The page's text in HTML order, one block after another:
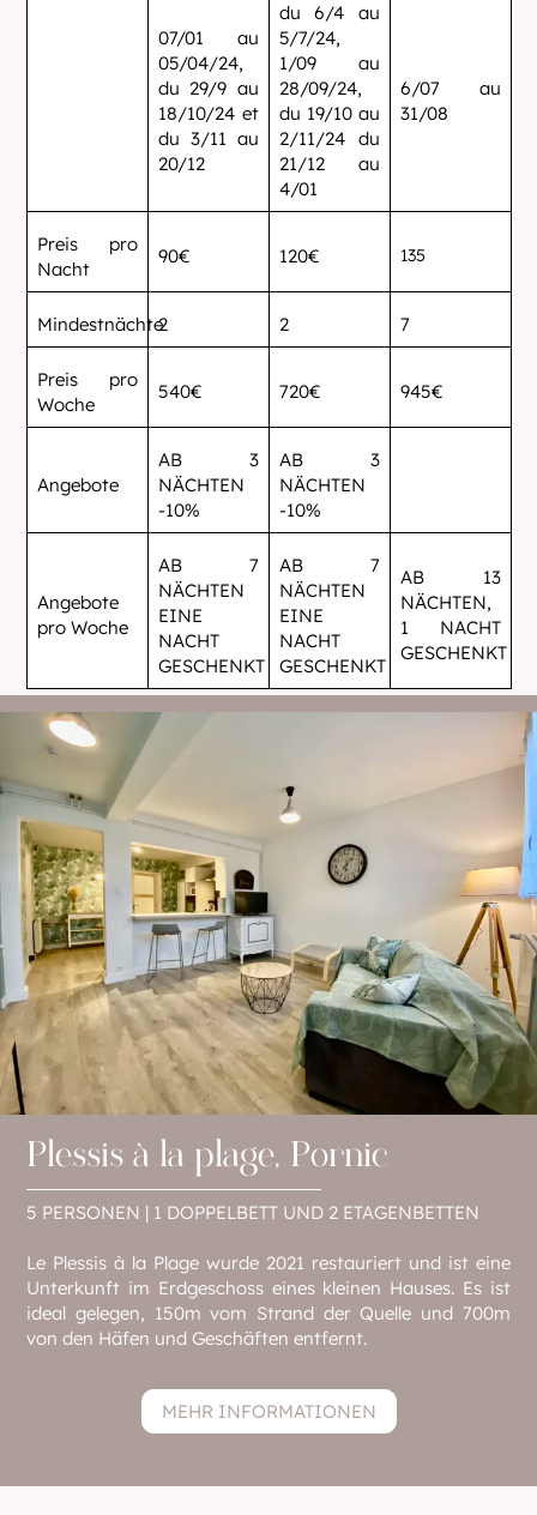
07/01 au
05/04/24,
du 29/9 au
18/10/24 et
du 3/11 au
20/12
du 6/4 au
5/7/24,
1/09 au
28/09/24,
du 19/10 au
2/11/24 du
21/12 au
4/01
6/07 au
31/08
Preis pro
Nacht
90€ 120€ 135
Mindestnächte2 2 7
Preis pro
Woche
540€ 720€ 945€
Angebote
AB 3
NÄCHTEN
-10%
AB 3
NÄCHTEN
-10%
Angebote
pro Woche
AB 7
NÄCHTEN
EINE
NACHT
GESCHENKT
AB 7
NÄCHTEN
EINE
NACHT
GESCHENKT
AB 13
NÄCHTEN,
1 NACHT
GESCHENKT
Plessis à la plage, Pornic
5 PERSONEN | 1 DOPPELBETT UND 2 ETAGENBETTEN
Le Plessis à la Plage wurde 2021 restauriert und ist eine
Unterkunft im Erdgeschoss eines kleinen Hauses. Es ist
ideal gelegen, 150m vom Strand der Quelle und 700m
von den Häfen und Geschäften entfernt.
MEHR INFORMATIONEN